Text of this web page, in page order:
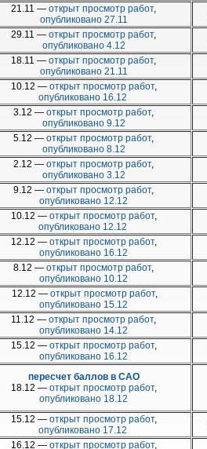
21.11 — открыт просмотр работ,
опубликовано 27.11
29.11 — открыт просмотр работ,
опубликовано 4.12
18.11 — открыт просмотр работ,
опубликовано 21.11
10.12 —открыт просмотр работ,
опубликовано 16.12
3.12 — открыт просмотр работ,
опубликовано 9.12
5.12 — открыт просмотр работ,
опубликовано 8.12
2.12 — открыт просмотр работ,
опубликовано 3.12
9.12 — открыт просмотр работ,
опубликовано 12.12
10.12 —открыт просмотр работ,
опубликовано 12.12
12.12 —открыт просмотр работ,
опубликовано 16.12
8.12 — открыт просмотр работ,
опубликовано 10.12
12.12 — открыт просмотр работ,
опубликовано 15.12
11.12 — открыт просмотр работ,
опубликовано 14.12
15.12 —открыт просмотр работ,
опубликовано 16.12
пересчет баллов в САО
18.12 —открыт просмотр работ,
опубликовано 18.12
15.12 —открыт просмотр работ,
опубликовано 17.12
16.12 —открыт просмотр работ,